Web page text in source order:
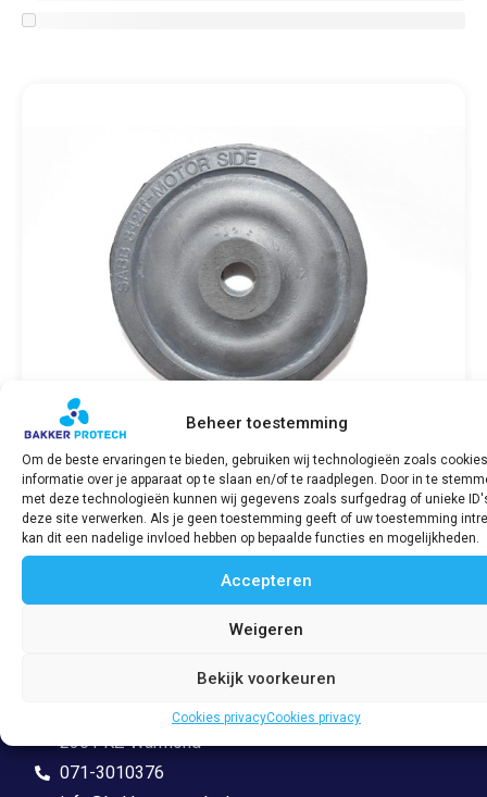
Beheer toestemming
Om de beste ervaringen te bieden, gebruiken wij technologieën zoals
informatie over je apparaat op te slaan en/of te raadplegen. Door in te
met deze technologieën kunnen wij gegevens zoals surfgedrag of unieke
deze site verwerken. Als je geen toestemming geeft of uw toestemming
kan dit een nadelige invloed hebben op bepaalde functies en mogelijkheden.
Accepteren
Weigeren
Bekijk voorkeuren
Cookies privacyCookies privacy
SABB Membraan / diaphragm voor
waterpomp 842ff
€76,25 incl. BTW
2361 KZ Warmond
071-3010376